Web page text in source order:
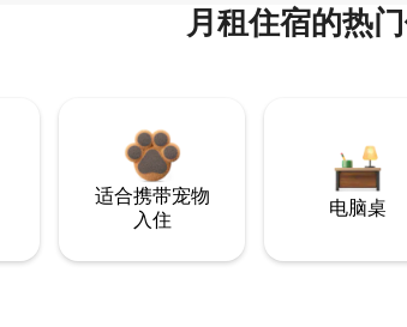
月租住宿的热
适合携带宠物
入住
电脑桌